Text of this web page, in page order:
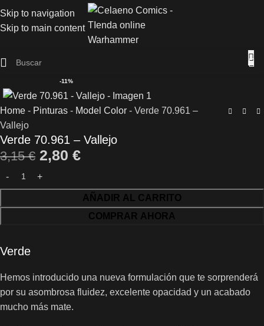
Skip to navigation
Skip to main content
-11%
Home - Pinturas - Model Color - Verde 70.961 –
Vallejo
Verde 70.961 – Vallejo
3,15€ 2,80 €
AÑADIR AL CARRITO
COMPRAR AHORA
Verde
Hemos introducido una nueva formulación que te sorprenderá
por su asombrosa fluidez, excelente opacidad y un acabado
mucho más mate.